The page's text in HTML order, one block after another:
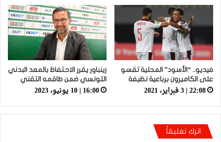
فيديو.. “الأسود” المحلية تقسو
على الكاميرون برباعية نظيفة
22:08 | 3 فبراير، 2021
زينباور يقرر الاحتفاظ بالمعد البدني
التونسي ضمن طاقمه التقني
16:00 | 10 يونيو، 2023
اترك تعليقاً